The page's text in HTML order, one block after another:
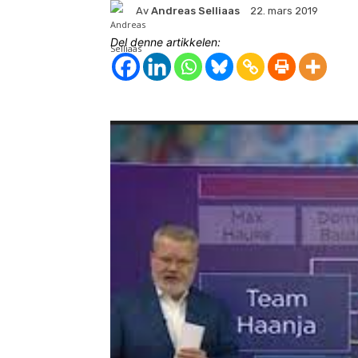
Av Andreas Selliaas 22. mars 2019
Del denne artikkelen: